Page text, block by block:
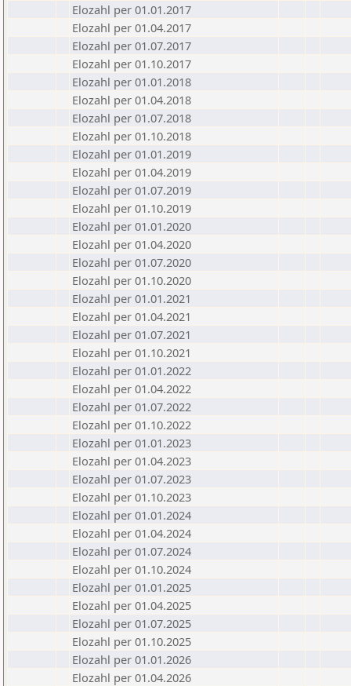
Elozahl per 01.01.2017
Elozahl per 01.04.2017
Elozahl per 01.07.2017
Elozahl per 01.10.2017
Elozahl per 01.01.2018
Elozahl per 01.04.2018
Elozahl per 01.07.2018
Elozahl per 01.10.2018
Elozahl per 01.01.2019
Elozahl per 01.04.2019
Elozahl per 01.07.2019
Elozahl per 01.10.2019
Elozahl per 01.01.2020
Elozahl per 01.04.2020
Elozahl per 01.07.2020
Elozahl per 01.10.2020
Elozahl per 01.01.2021
Elozahl per 01.04.2021
Elozahl per 01.07.2021
Elozahl per 01.10.2021
Elozahl per 01.01.2022
Elozahl per 01.04.2022
Elozahl per 01.07.2022
Elozahl per 01.10.2022
Elozahl per 01.01.2023
Elozahl per 01.04.2023
Elozahl per 01.07.2023
Elozahl per 01.10.2023
Elozahl per 01.01.2024
Elozahl per 01.04.2024
Elozahl per 01.07.2024
Elozahl per 01.10.2024
Elozahl per 01.01.2025
Elozahl per 01.04.2025
Elozahl per 01.07.2025
Elozahl per 01.10.2025
Elozahl per 01.01.2026
Elozahl per 01.04.2026